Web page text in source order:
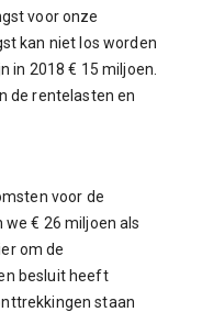
voor onze
kan niet los worden
in 2018 € 15 miljoen.
de rentelasten en
voor de
we € 26 miljoen als
om de
besluit heeft
staan